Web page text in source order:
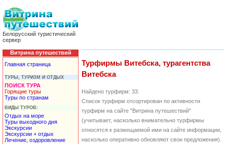
Белорусский туристический
сервер
Витрина путешествий
Главная страница
ТУРЫ, ТУРИЗМ И ОТДЫХ
ПОИСК ТУРА
Горящие туры
Туры по странам
ВИДЫ ТУРОВ:
Отдых на море
Туры выходного дня
Экскурсии
Экскурсии + отдых
Лечение, оздоровление
Турфирмы Витебска, турагентства
Витебска
Найдено турфирм: 33.
Список турфирм отсортирован по активности
турфирм на сайте "Витрина путешествий"
(учитывает, насколько внимательно турфирмы
относятся к размещаемой ими на сайте информации,
насколько оперативно обновляют свои предложения).